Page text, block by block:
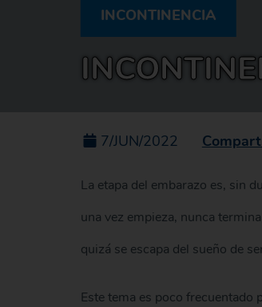
INCONTINENCIA
7/JUN/2022
La etapa del embarazo es, sin
una vez empieza, nunca
quizá se escapa del sueño de
Este tema es poco